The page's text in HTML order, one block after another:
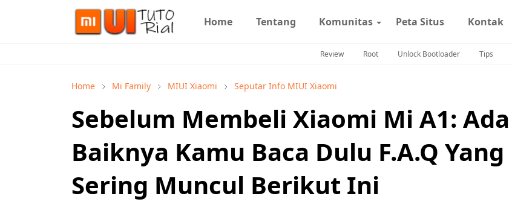
Home Tentang Komunitas Peta Situs Kontak
Review Root Unlock Bootloader Tips
Home Mi Family MIUI Xiaomi Seputar Info MIUI Xiaomi
Sebelum Membeli Xiaomi Mi A1: Ada
Baiknya Kamu Baca Dulu F.A.Q Yang
Sering Muncul Berikut Ini